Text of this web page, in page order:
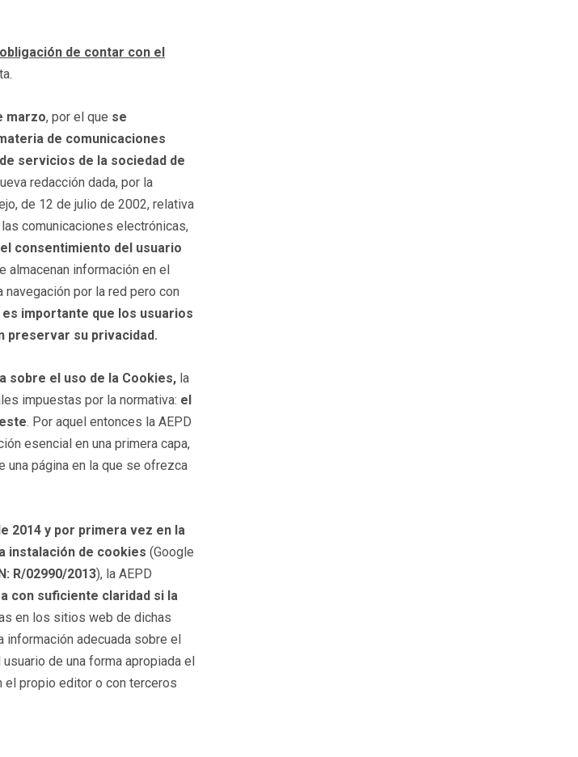
obligación de contar con el
marzo, por el que se
de comunicaciones
servicios de la sociedad de
redacción dada, por la
de 12 de julio de 2002, relativa
comunicaciones electrónicas,
consentimiento del usuario
almacenan información en el
por la red pero con
es importante que los usuarios
preservar su privacidad.
sobre el uso de la Cookies, la
impuestas por la normativa: el
. Por aquel entonces la AEPD
esencial en una primera capa,
una página en la que se ofrezca
2014 y por primera vez en la
instalación de cookies (Google
R/02990/2013), la AEPD
con suficiente claridad si la
en los sitios web de dichas
información adecuada sobre el
de una forma apropiada el
el propio editor o con terceros